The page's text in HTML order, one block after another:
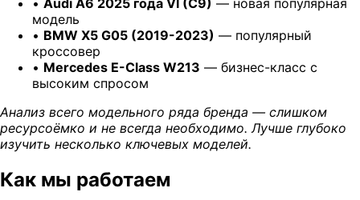
модель
• BMW X5 G05 (2019-2023) — популярный
кроссовер
• Mercedes E-Class W213 — бизнес-класс с
высоким спросом
Анализ всего модельного ряда бренда — слишком
ресурсоёмко и не всегда необходимо. Лучше глубоко
изучить несколько ключевых моделей.
Как мы работаем